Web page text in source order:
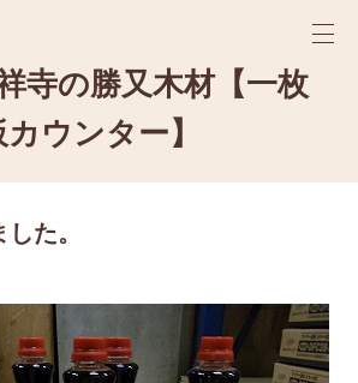
寺の勝又木材【一枚
ウンター】
た。